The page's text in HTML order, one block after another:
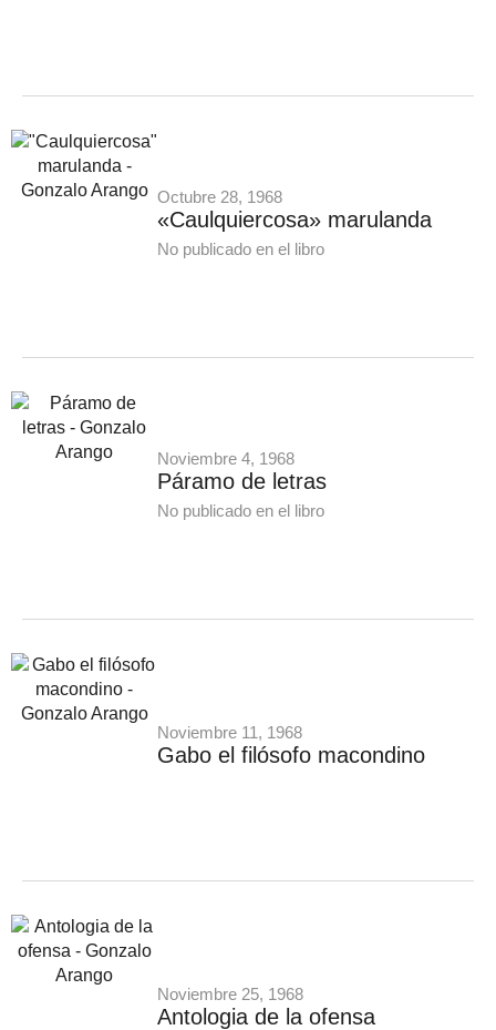
Octubre 28, 1968
«Caulquiercosa» marulanda
No publicado en el libro
Noviembre 4, 1968
Páramo de letras
No publicado en el libro
Noviembre 11, 1968
Gabo el filósofo macondino
Noviembre 25, 1968
Antologia de la ofensa